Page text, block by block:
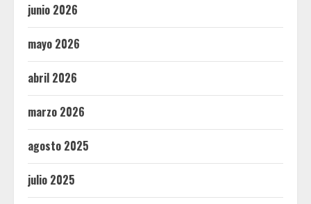
junio 2026
mayo 2026
abril 2026
marzo 2026
agosto 2025
julio 2025